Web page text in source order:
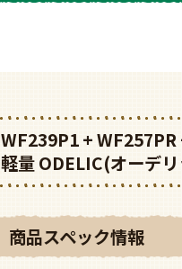
WF239P1 +
軽量 ODELIC(オーデ
商品スペック情報